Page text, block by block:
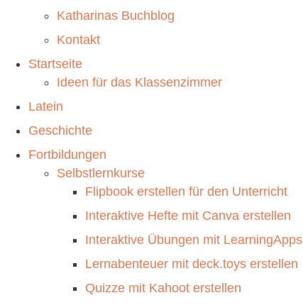
Katharinas Buchblog
Kontakt
Startseite
Ideen für das Klassenzimmer
Latein
Geschichte
Fortbildungen
Selbstlernkurse
Flipbook erstellen für den Unterricht
Interaktive Hefte mit Canva erstellen
Interaktive Übungen mit LearningApps
Lernabenteuer mit deck.toys erstellen
Quizze mit Kahoot erstellen